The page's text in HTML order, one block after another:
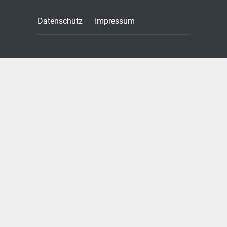
Datenschutz Impressum